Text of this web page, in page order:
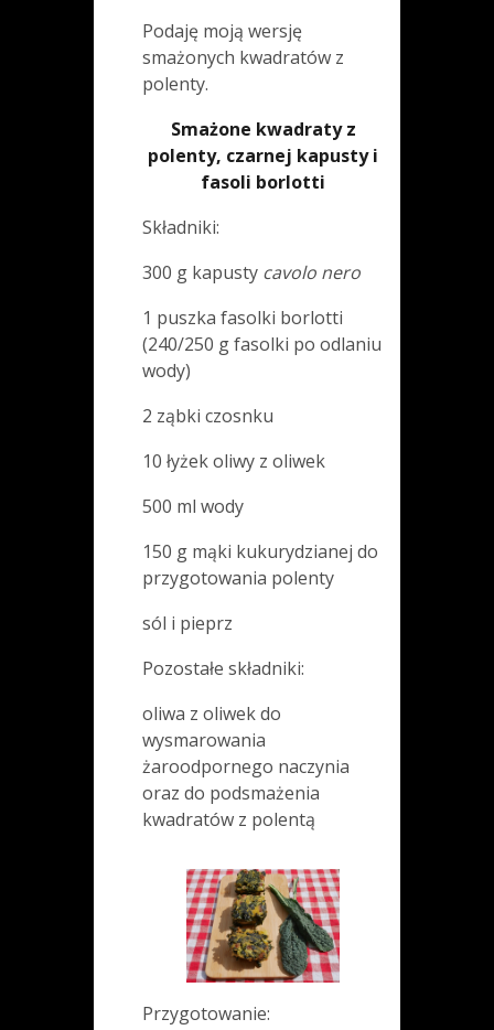
Podaję moją wersję
smażonych kwadratów z
polenty.
Smażone kwadraty z
polenty, czarnej kapusty i
fasoli borlotti
Składniki:
300 g kapusty cavolo nero
1 puszka fasolki borlotti
(240/250 g fasolki po odlaniu
wody)
2 ząbki czosnku
10 łyżek oliwy z oliwek
500 ml wody
150 g mąki kukurydzianej do
przygotowania polenty
sól i pieprz
Pozostałe składniki:
oliwa z oliwek do
wysmarowania
żaroodpornego naczynia
oraz do podsmażenia
kwadratów z polentą
Przygotowanie: